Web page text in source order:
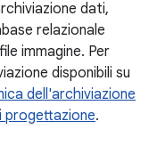
dati,
relazionale
immagine. Per
disponibili su
dell'archiviazione
progettazione.